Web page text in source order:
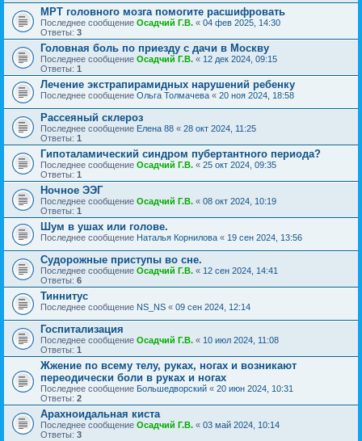
МРТ головного мозга помогите расшифровать
Последнее сообщение Осадчий Г.В. « 04 фев 2025, 14:30
Ответы: 3
Головная боль по приезду с дачи в Москву
Последнее сообщение Осадчий Г.В. « 12 дек 2024, 09:15
Ответы: 1
Лечение экстрапирамидных нарушений ребенку
Последнее сообщение Ольга Толмачева « 20 ноя 2024, 18:58
Рассеяный склероз
Последнее сообщение Елена 88 « 28 окт 2024, 11:25
Ответы: 1
Гипоталамический синдром пубертантного периода?
Последнее сообщение Осадчий Г.В. « 25 окт 2024, 09:35
Ответы: 1
Ночное ЭЭГ
Последнее сообщение Осадчий Г.В. « 08 окт 2024, 10:19
Ответы: 1
Шум в ушах или голове.
Последнее сообщение Наталья Корнилова « 19 сен 2024, 13:56
Судорожные приступы во сне.
Последнее сообщение Осадчий Г.В. « 12 сен 2024, 14:41
Ответы: 6
Тиннитус
Последнее сообщение NS_NS « 09 сен 2024, 12:14
Госпитализация
Последнее сообщение Осадчий Г.В. « 10 июл 2024, 11:08
Ответы: 1
Жжение по всему телу, руках, ногах и возникают
переодически боли в руках и ногах
Последнее сообщение Большедворский « 20 июн 2024, 10:31
Ответы: 2
Арахноидальная киста
Последнее сообщение Осадчий Г.В. « 03 май 2024, 10:14
Ответы: 3